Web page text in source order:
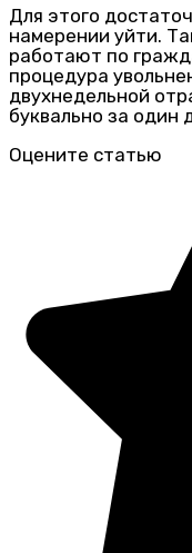
Для этого
намерении уйти.
работают по
процедура
двухнедельной
буквально за один
Оцените статью